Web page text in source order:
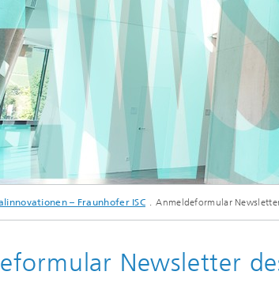
– Fraunhofer ISC Anmeldeformular
Newsletter